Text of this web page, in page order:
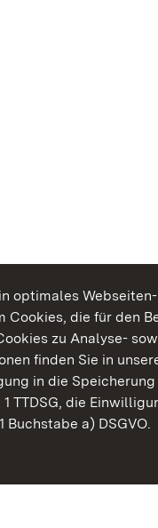
optimales
Cookies, die für den
zu Analyse-
finden Sie in
in die
TTDSG, die
a) DSGVO.